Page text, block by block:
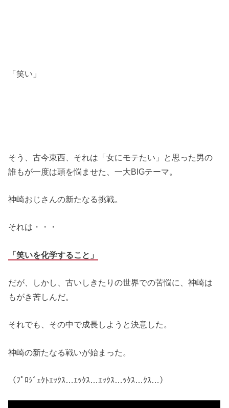
「笑い」
そう、古今東西、それは「女にモテたい」と思った男の
誰もが一度は頭を悩ませた、一大BIGテーマ。
神崎おじさんの新たなる挑戦。
それは・・・
「笑いを化学すること」
だが、しかし、古いしきたりの世界での苦悩に、神崎は
もがき苦しんだ。
それでも、その中で成長しようと決意した。
神崎の新たなる戦いが始まった。
（ﾌﾟﾛｼﾞｪｸﾄｴｯｸｽ…ｴｯｸｽ…ｴｯｸｽ…ｯｸｽ…ｸｽ…）